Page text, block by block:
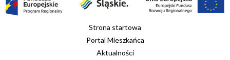
Strona startowa
Portal Mieszkańca
Aktualności